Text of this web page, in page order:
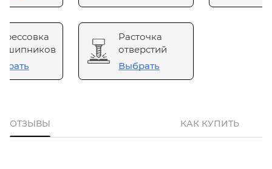
Расточка
отверстий
Выбрать
ОТЗЫВЫ КАК КУПИТЬ